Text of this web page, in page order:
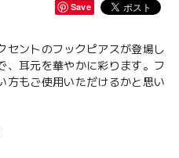
Save
セントのフックピアスが登場し
、耳元を華やかに彩ります。フ
方もご使用いただけるかと思い